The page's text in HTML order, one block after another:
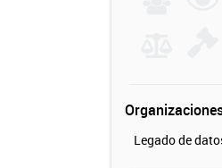
Legado de